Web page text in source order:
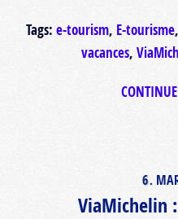
Tags: e-tourism, E-tourisme,
vacances,
6.
ViaMichelin